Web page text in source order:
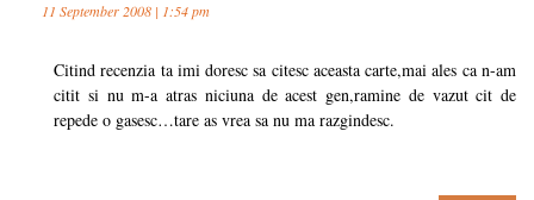
11 September 2008 | 1:54 pm
Citind recenzia ta imi doresc sa citesc aceasta carte,mai ales ca n-am
citit si nu m-a atras niciuna de acest gen,ramine de vazut cit de
repede o gasesc…tare as vrea sa nu ma razgindesc.